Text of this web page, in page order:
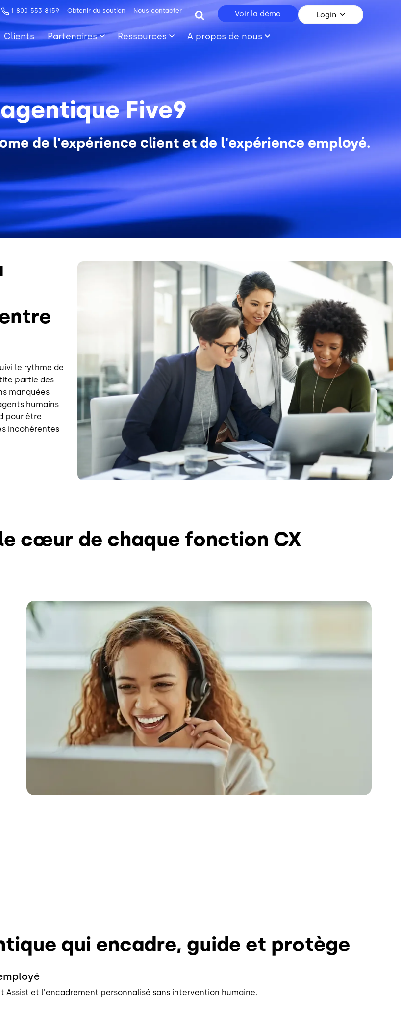
1-800-553-8159 Obtenir du soutien Nous contacter Voir la démo Login
Clients Partenaires Ressources A propos de nous
Five9
de l'expérience client et de l'expérience employé.
le rythme de
partie des
manquées
humains
pour être
incohérentes
Image
cœur de chaque fonction CX
Image
qui encadre, guide et protège
et l'encadrement personnalisé sans intervention humaine.